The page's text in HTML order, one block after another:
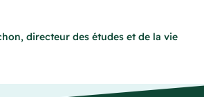
directeur des études et de la vie